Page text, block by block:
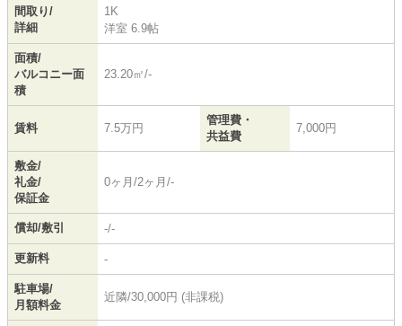
間取り/
詳細
1K
洋室 6.9帖
面積/
バルコニー面
積
23.20㎡/-
賃料 7.5万円
管理費・
共益費
7,000円
敷金/
礼金/
保証金
0ヶ月/2ヶ月/-
償却/敷引 -/-
更新料 -
駐車場/
月額料金
近隣/30,000円 (非課税)